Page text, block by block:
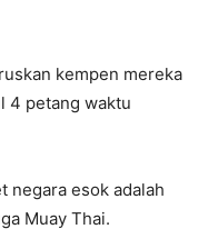
kempen mereka
4 petang waktu
negara esok adalah
Muay Thai.